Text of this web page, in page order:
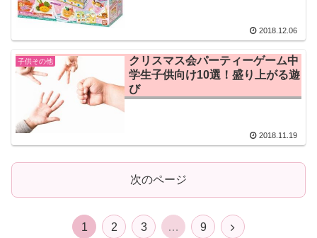
2018.12.06
子供その他
クリスマス会パーティーゲーム中
学生子供向け10選！盛り上がる遊
び
2018.11.19
次のページ
1 2 3 … 9